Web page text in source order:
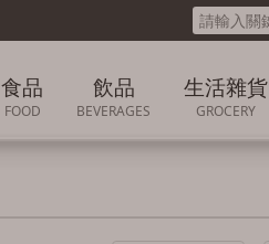
食品
FOOD
飲品
BEVERAGES
生活雜貨
GROCERY